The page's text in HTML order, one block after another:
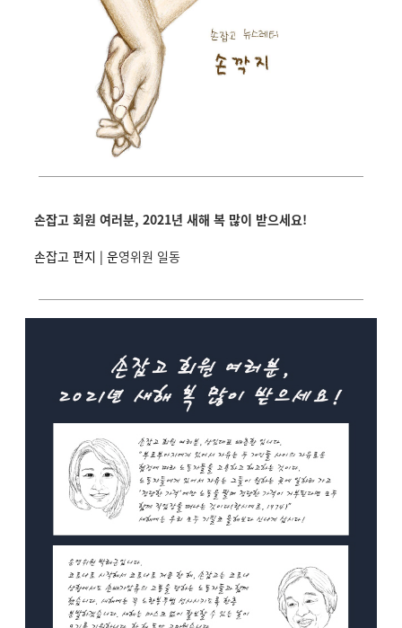
손잡고 회원 여러분, 2021년 새해 복 많이 받으세요!
손잡고 편지 | 운영위원 일동